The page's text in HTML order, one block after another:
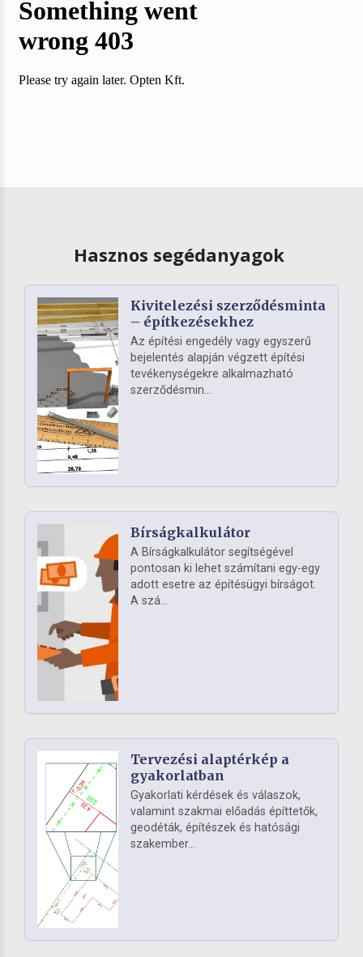
Hasznos segédanyagok
Kivitelezési szerződésminta
– építkezésekhez
Az építési engedély vagy egyszerű
bejelentés alapján végzett építési
tevékenységekre alkalmazható
szerződésmin...
Bírságkalkulátor
A Bírságkalkulátor segítségével
pontosan ki lehet számítani egy-egy
adott esetre az építésügyi bírságot.
A szá...
Tervezési alaptérkép a
gyakorlatban
Gyakorlati kérdések és válaszok,
valamint szakmai előadás építtetők,
geodéták, építészek és hatósági
szakember...